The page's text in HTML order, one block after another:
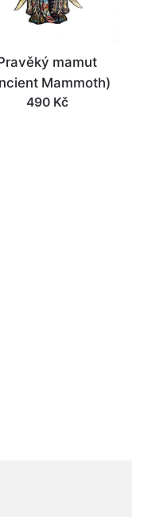
mamut
Mammoth)
490 Kč